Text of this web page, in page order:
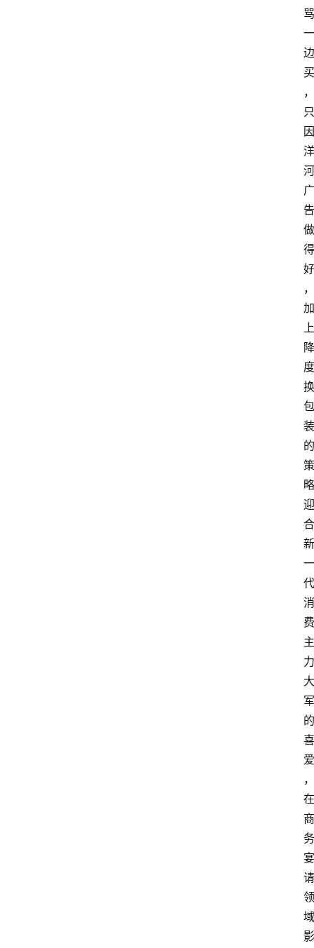
骂
一
边
买
，
只
因
洋
河
广
告
做
得
好
，
加
上
降
度
换
包
装
的
策
略
迎
合
新
一
代
消
费
主
力
大
军
的
喜
爱
，
在
商
务
宴
请
领
域
影